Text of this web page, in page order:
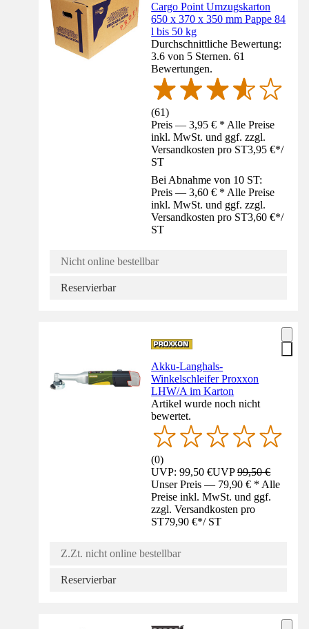
Cargo Point Umzugskarton
650 x 370 x 350 mm Pappe 84
l bis 50 kg
Durchschnittliche Bewertung:
3.6 von 5 Sternen. 61
Bewertungen.
(61)
Preis — 3,95 € * Alle Preise
inkl. MwSt. und ggf. zzgl.
Versandkosten pro ST3,95 €*/
ST
Bei Abnahme von 10 ST:
Preis — 3,60 € * Alle Preise
inkl. MwSt. und ggf. zzgl.
Versandkosten pro ST3,60 €*/
ST
Nicht online bestellbar
Reservierbar
Akku-Langhals-
Winkelschleifer Proxxon
LHW/A im Karton
Artikel wurde noch nicht
bewertet.
(0)
UVP: 99,50 €UVP99,50 €
Unser Preis — 79,90 € * Alle
Preise inkl. MwSt. und ggf.
zzgl. Versandkosten pro
ST79,90 €*/ ST
Z.Zt. nicht online bestellbar
Reservierbar